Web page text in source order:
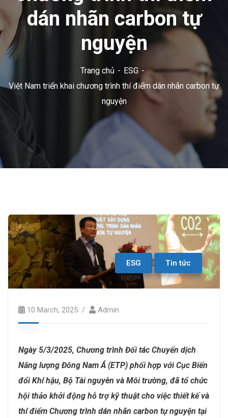
dán nhãn carbon tự
nguyện
Trang chủ
ESG
Việt Nam triển khai chương trình thí điểm dán nhãn carbon tự
nguyện
ESG Tin tức
10 March, 2025 Admin
Ngày 5/3/2025, Chương trình Đối tác Chuyển dịch
Năng lượng Đông Nam Á (ETP) phối hợp với Cục Biến
đổi Khí hậu, Bộ Tài nguyên và Môi trường, đã tổ chức
hội thảo khởi động hỗ trợ kỹ thuật cho việc thiết kế và
thí điểm Chương trình dán nhãn carbon tự nguyện tại